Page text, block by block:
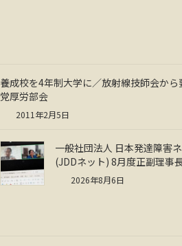
養成校を4年制大学に／放射線技師会か
党厚労部会
2011年2月5日
一般社団法人 日本発達障害
(JDDネット) 8月度正副理事
2026年8月6日